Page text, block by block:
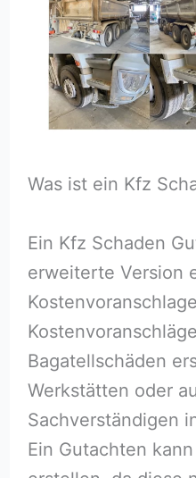
Was ist ein Kfz
Ein Kfz Schaden
erweiterte Version
Bagatellschäden
Werkstätten oder
Sachverständigen
Ein Gutachten